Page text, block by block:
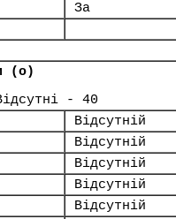
За
(о)
- 40
Відсутній
Відсутній
Відсутній
Відсутній
Відсутній